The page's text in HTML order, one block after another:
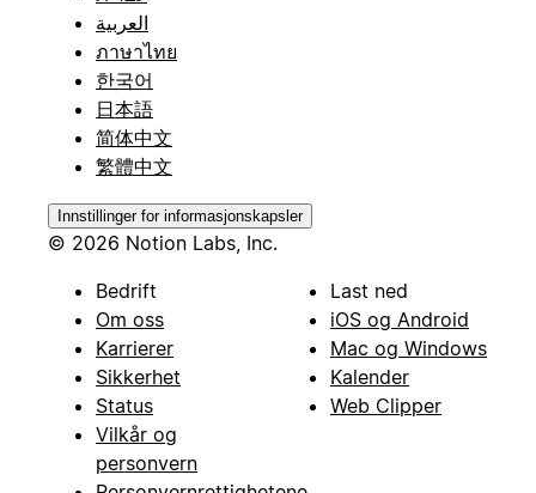
العربية
ภาษาไทย
한국어
日本語
简体中文
繁體中文
Innstillinger for informasjonskapsler
© 2026 Notion Labs, Inc.
Bedrift
Om oss
Karrierer
Sikkerhet
Status
Vilkår og
personvern
Last ned
iOS og Android
Mac og Windows
Kalender
Web Clipper